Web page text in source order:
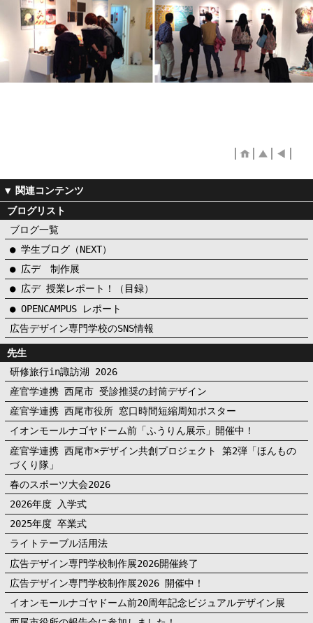
ブログリスト
ブログ一覧
● 学生ブログ（NEXT）
● 広デ 制作展
● 広デ 授業レポート！（目録）
● OPENCAMPUS レポート
広告デザイン専門学校のSNS情報
先生
研修旅行in諏訪湖 2026
産官学連携 西尾市 受診推奨の封筒デザイン
産官学連携 西尾市役所 窓口時間短縮周知ポスター
イオンモールナゴヤドーム前「ふうりん展示」開催中！
産官学連携 西尾市×デザイン共創プロジェクト 第2弾「ほんもの
づくり隊」
春のスポーツ大会2026
2026年度 入学式
2025年度 卒業式
ライトテーブル活用法
広告デザイン専門学校制作展2026開催終了
広告デザイン専門学校制作展2026 開催中！
イオンモールナゴヤドーム前20周年記念ビジュアルデザイン展